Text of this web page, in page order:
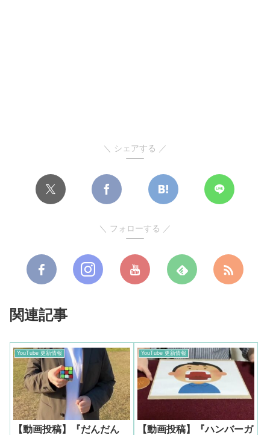
＼ シェアする ／
＼ フォローする ／
関連記事
YouTube 更新情報
【動画投稿】『だんだん
YouTube 更新情報
【動画投稿】『ハンバーガ